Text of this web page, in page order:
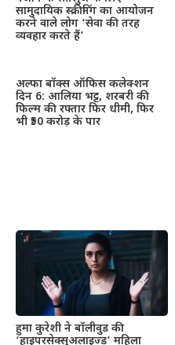
सामुदायिक स्क्रीनिंग का आयोजन
करने वाले लोग ‘सेवा की तरह
व्यवहार करते हैं’
अल्फा बॉक्स ऑफिस कलेक्शन
दिन 6: आलिया भट्ट, शरबरी की
फिल्म की रफ्तार फिर धीमी, फिर
भी ₹50 करोड़ के पार
हुमा कुरेशी ने बॉलीवुड की
‘हाइपरसेक्सुअलाइज्ड’ महिला